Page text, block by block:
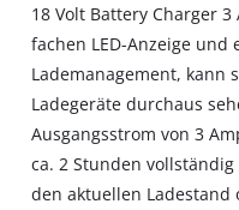
18 Volt Battery Charger
fachen LED-Anzeige
Lademanagement, kann
Ladegeräte durchaus
Ausgangsstrom von 3
ca. 2 Stunden
den aktuellen Ladestand